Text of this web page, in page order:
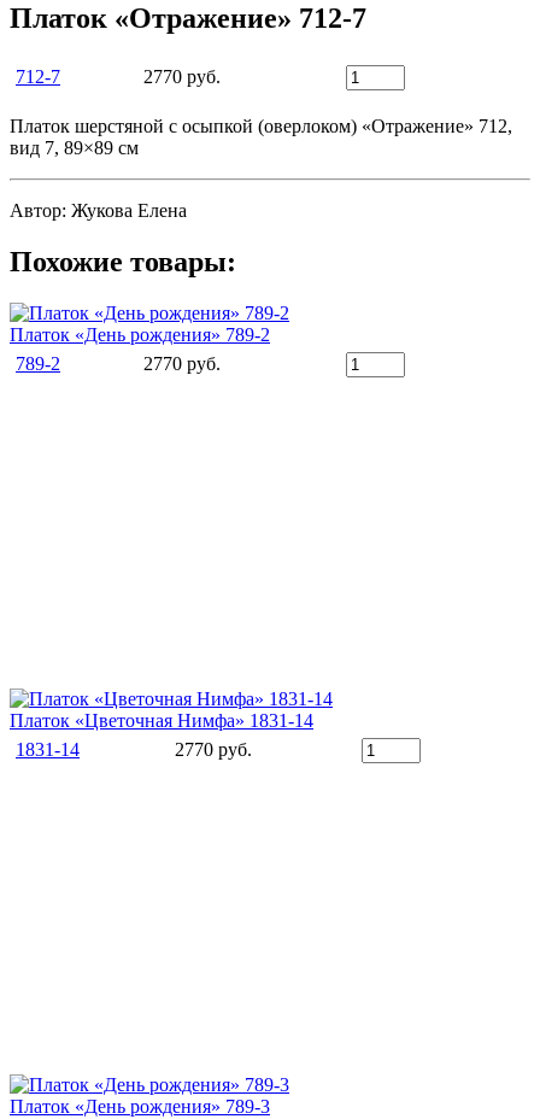
Платок «Отражение» 712-7
712-7 2770 руб.
Платок шерстяной с осыпкой (оверлоком) «Отражение» 712,
вид 7, 89×89 см
Автор: Жукова Елена
Похожие товары:
Платок «День рождения» 789-2
789-2
2770 руб.
Платок «Цветочная Нимфа» 1831-14
1831-14
2770 руб.
Платок «День рождения» 789-3